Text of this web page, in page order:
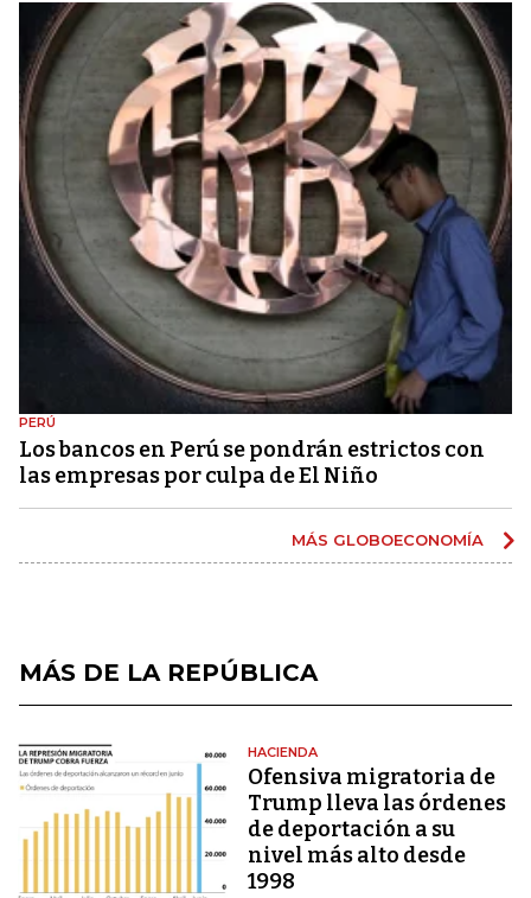
PERÚ
Los bancos en Perú se pondrán estrictos con
las empresas por culpa de El Niño
MÁS GLOBOECONOMÍA
MÁS DE LA REPÚBLICA
HACIENDA
Ofensiva migratoria de
Trump lleva las órdenes
de deportación a su
nivel más alto desde
1998